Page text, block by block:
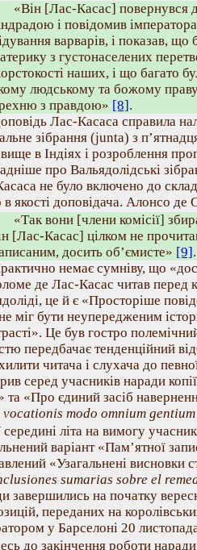
«Він [Лас-Касас] повернувся
і повідомив
варварів, і показав, що
з густонаселених
наших, і що багато
людському та божому
з правдою» [8].
Лас-Касаса справила
зібрання (junta) з
в Індіях і розроблення
про Вальядолідські
не було включено до
в якості доповідача. Алонсо де
«Так вони [члени комісії]
[Лас-Касас] цілком не
досить об’ємисте» [9].
немає сумніву, що
де Лас-Касас читав перед
це й є «Просторіше
міг бути неупередженим
Це був гостро
передбачає тенденційний
читача і слухача до
серед учасників наради
та «Про єдиний засіб
modo omnium
літа на вимогу
варіант «Пам’ятної
«Узагальнені висновки
sumarias sobre el
завершились на початку
переданих на
у Барселоні 20
до закінчення роботи